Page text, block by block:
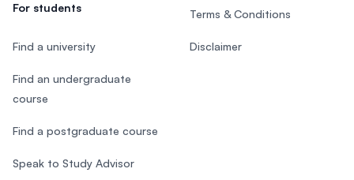
For students
Find a university
Find an undergraduate
course
Find a postgraduate course
Speak to Study Advisor
Terms & Conditions
Disclaimer